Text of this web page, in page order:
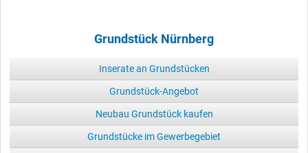
Grundstück Nürnberg
Inserate an Grundstücken
Grundstück-Angebot
Neubau Grundstück kaufen
Grundstücke im Gewerbegebiet